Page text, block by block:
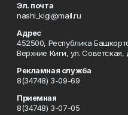
Эл. почта
nashi_kigi@mail.ru
Адрес
452500, Республика
Верхние Киги, ул. Советская,
Рекламная служба
8(34748) 3-09-69
Приемная
8(34748) 3-07-05